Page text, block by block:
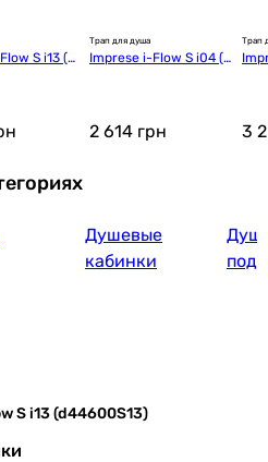
S i13 (d
Трап для душа
Imprese i-Flow S i04 (d
2 614 грн
Трап
3
Душевые
кабинки
S i13 (d44600S13)